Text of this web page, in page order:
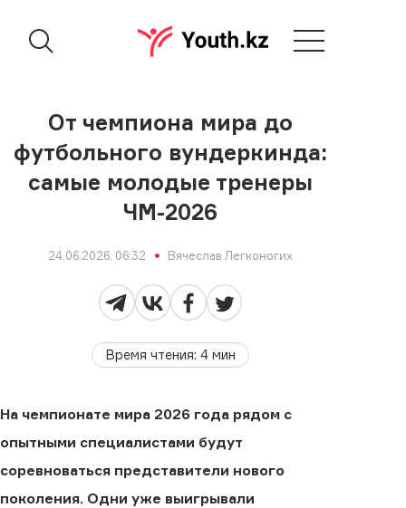
От чемпиона мира до
футбольного вундеркинда:
самые молодые тренеры
ЧМ-2026
24.06.2026, 06:32 Вячеслав Легконогих
Время чтения: 4мин
На чемпионате мира 2026 года рядом с
опытными специалистами будут
соревноваться представители нового
поколения. Одни уже выигрывали